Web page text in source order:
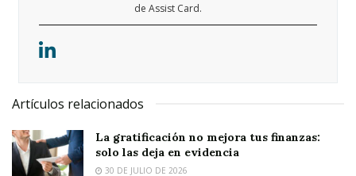
de Assist Card.
Artículos relacionados
La gratificación no mejora tus finanzas:
solo las deja en evidencia
30 DE JULIO DE 2026